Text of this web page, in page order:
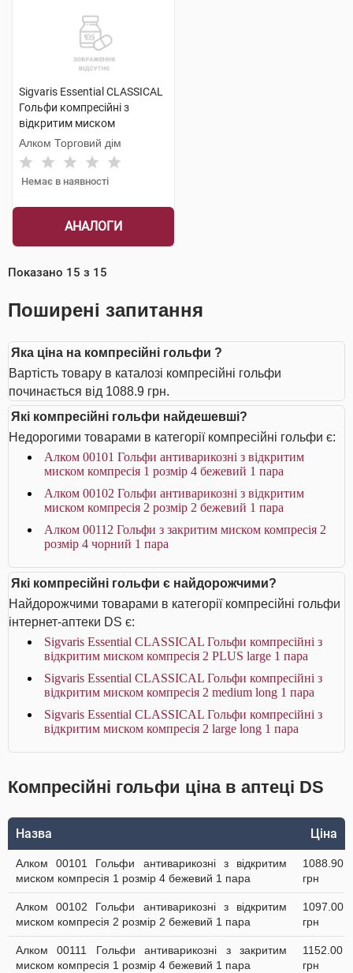
Sigvaris Essential CLASSICAL
Гольфи компресійні з
відкритим миском
компресія 2 medium 1 пара
Алком Торговий дім
Немає в наявності
АНАЛОГИ
Показано 15 з 15
Поширені запитання
Яка ціна на компресійні гольфи ?
Вартість товару в каталозі компресійні гольфи
починається від 1088.9 грн.
Які компресійні гольфи найдешевші?
Недорогими товарами в категорії компресійні гольфи є:
Алком 00101 Гольфи антиварикозні з відкритим
миском компресія 1 розмір 4 бежевий 1 пара
Алком 00102 Гольфи антиварикозні з відкритим
миском компресія 2 розмір 2 бежевий 1 пара
Алком 00112 Гольфи з закритим миском компресія 2
розмір 4 чорний 1 пара
Які компресійні гольфи є найдорожчими?
Найдорожчими товарами в категорії компресійні гольфи
інтернет-аптеки DS є:
Sigvaris Essential CLASSICAL Гольфи компресійні з
відкритим миском компресія 2 PLUS large 1 пара
Sigvaris Essential CLASSICAL Гольфи компресійні з
відкритим миском компресія 2 medium long 1 пара
Sigvaris Essential CLASSICAL Гольфи компресійні з
відкритим миском компресія 2 large long 1 пара
Компресійні гольфи ціна в аптеці DS
Назва Ціна
Алком 00101 Гольфи антиварикозні з відкритим
миском компресія 1 розмір 4 бежевий 1 пара
1088.90
грн
Алком 00102 Гольфи антиварикозні з відкритим
миском компресія 2 розмір 2 бежевий 1 пара
1097.00
грн
Алком 00111 Гольфи антиварикозні з закритим
миском компресія 1 розмір 4 бежевий 1 пара
1152.00
грн